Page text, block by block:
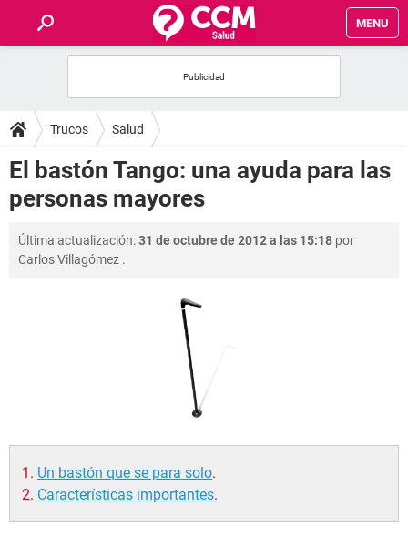
MENU
FOROS
SALUD
FAMILIA
NUTRICIÓN
Trucos Salud
El bastón Tango: una ayuda para las
personas mayores
Última actualización:31 de octubre de 2012 a las 15:18 por
Carlos Villagómez .
Un bastón que se para solo.
Características importantes.